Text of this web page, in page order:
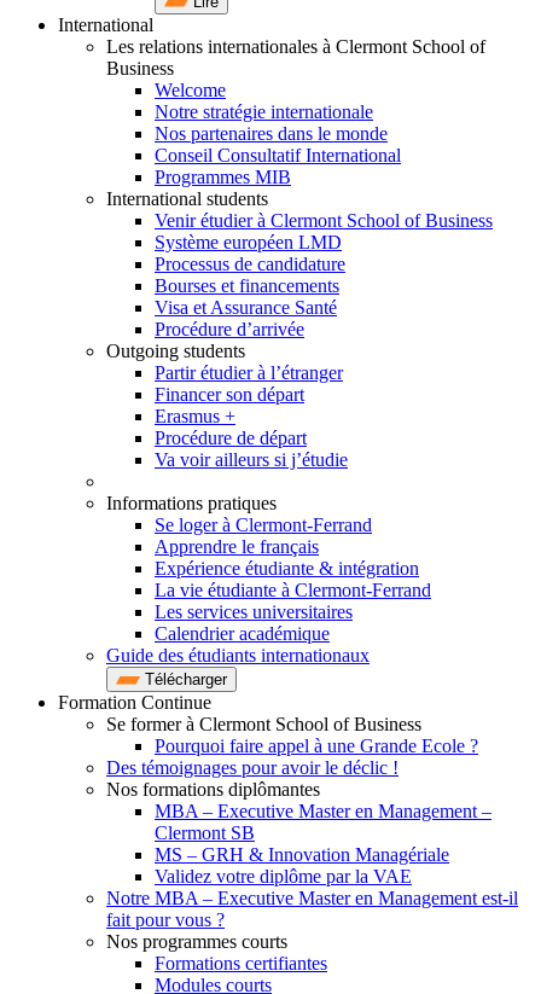
International
Les relations internationales à Clermont School of
Business
Welcome
Notre stratégie internationale
Nos partenaires dans le monde
Conseil Consultatif International
Programmes MIB
International students
Venir étudier à Clermont School of Business
Système européen LMD
Processus de candidature
Bourses et financements
Visa et Assurance Santé
Procédure d’arrivée
Outgoing students
Partir étudier à l’étranger
Financer son départ
Erasmus +
Procédure de départ
Va voir ailleurs si j’étudie
Informations pratiques
Se loger à Clermont-Ferrand
Apprendre le français
Expérience étudiante & intégration
La vie étudiante à Clermont-Ferrand
Les services universitaires
Calendrier académique
Guide des étudiants internationaux
Télécharger
Formation Continue
Se former à Clermont School of Business
Pourquoi faire appel à une Grande Ecole ?
Des témoignages pour avoir le déclic !
Nos formations diplômantes
MBA – Executive Master en Management –
Clermont SB
MS – GRH & Innovation Managériale
Validez votre diplôme par la VAE
Notre MBA – Executive Master en Management est-il
fait pour vous ?
Nos programmes courts
Formations certifiantes
Modules courts